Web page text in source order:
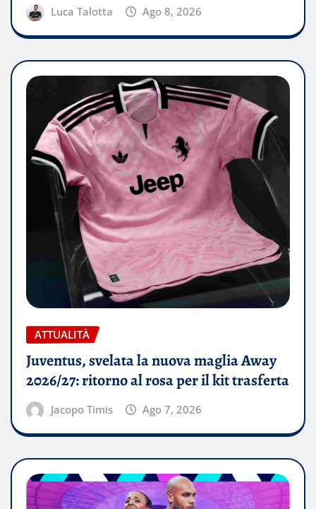
Luca Talotta Ago 8, 2026
ATTUALITÀ
Juventus, svelata la nuova maglia Away
2026/27: ritorno al rosa per il kit trasferta
Jacopo Timis Ago 7, 2026